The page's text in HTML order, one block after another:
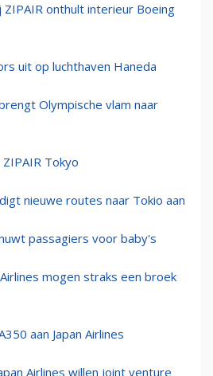
ZIPAIR onthult interieur Boeing
uit op luchthaven Haneda
Olympische vlam naar
Tokyo
nieuwe routes naar Tokio aan
passagiers voor baby's
mogen straks een broek
aan Japan Airlines
Airlines willen joint venture